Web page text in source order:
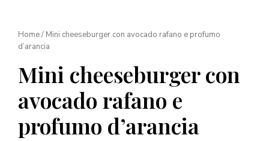
Home/ Mini cheeseburger con avocado rafano e profumo
d’arancia
Mini cheeseburger con
avocado rafano e
profumo d’arancia